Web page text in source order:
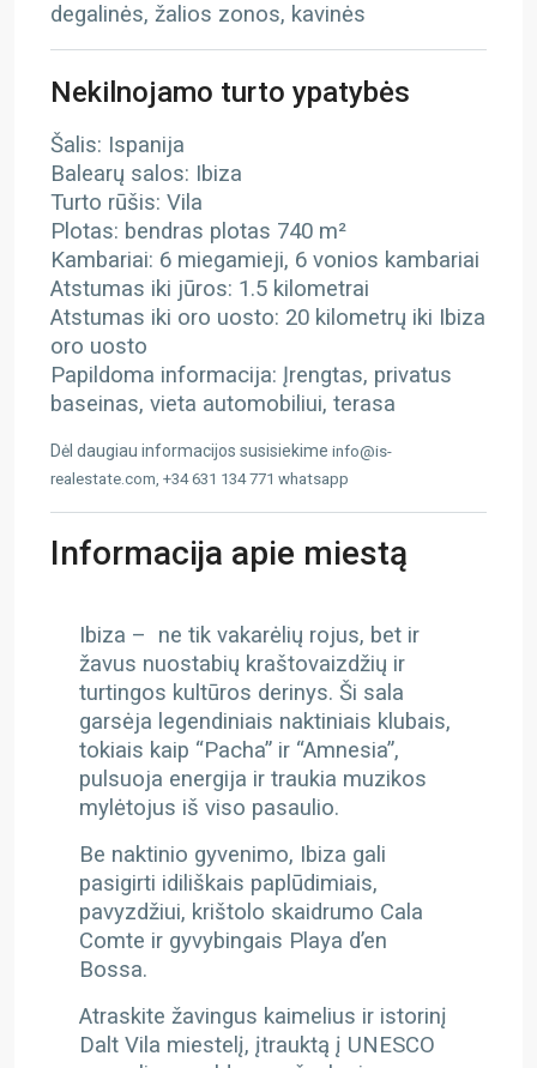
degalinės, žalios zonos, kavinės
Nekilnojamo turto ypatybės
Šalis: Ispanija
Balearų salos: Ibiza
Turto rūšis: Vila
Plotas: bendras plotas 740 m²
Kambariai: 6 miegamieji, 6 vonios kambariai
Atstumas iki jūros: 1.5 kilometrai
Atstumas iki oro uosto: 20 kilometrų iki Ibiza
oro uosto
Papildoma informacija: Įrengtas, privatus
baseinas, vieta automobiliui, terasa
Dėl daugiau informacijos susisiekime info@is-
realestate.com, +34 631 134 771 whatsapp
Informacija apie miestą
Ibiza – ne tik vakarėlių rojus, bet ir
žavus nuostabių kraštovaizdžių ir
turtingos kultūros derinys. Ši sala
garsėja legendiniais naktiniais klubais,
tokiais kaip “Pacha” ir “Amnesia”,
pulsuoja energija ir traukia muzikos
mylėtojus iš viso pasaulio.
Be naktinio gyvenimo, Ibiza gali
pasigirti idiliškais paplūdimiais,
pavyzdžiui, krištolo skaidrumo Cala
Comte ir gyvybingais Playa d’en
Bossa.
Atraskite žavingus kaimelius ir istorinį
Dalt Vila miestelį, įtrauktą į UNESCO